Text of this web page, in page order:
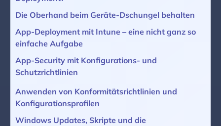
Die Oberhand beim Geräte-Dschungel behalten
App-Deployment mit Intune – eine nicht ganz so
einfache Aufgabe
App-Security mit Konfigurations- und
Schutzrichtlinien
Anwenden von Konformitätsrichtlinien und
Konfigurationsprofilen
Windows Updates, Skripte und die